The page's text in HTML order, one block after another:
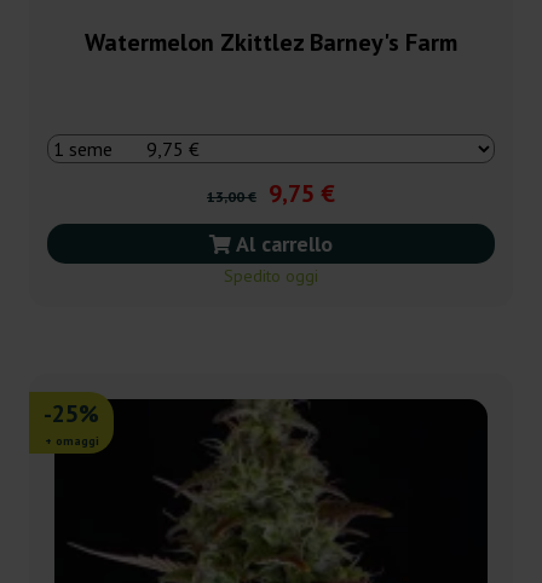
Watermelon Zkittlez Barney's Farm
13,00 € 9,75 €
Al carrello
Spedito oggi
-25%
+ omaggi